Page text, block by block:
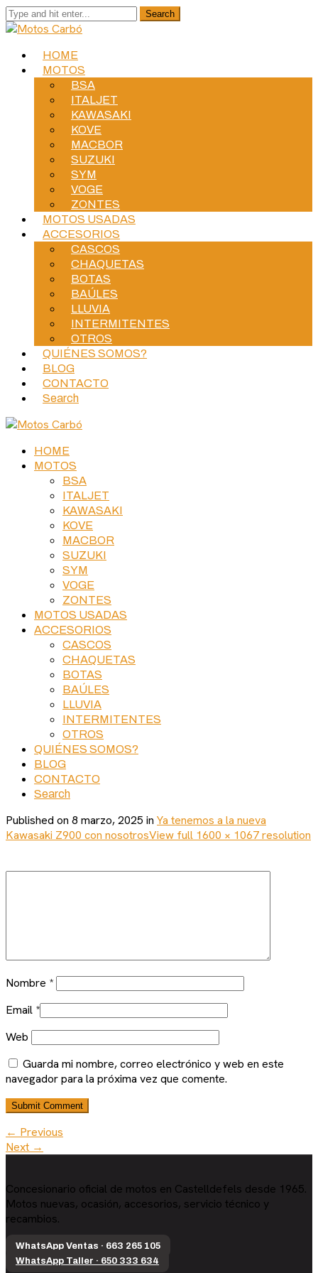
HOME
MOTOS
BSA
ITALJET
KAWASAKI
KOVE
MACBOR
SUZUKI
SYM
VOGE
ZONTES
MOTOS USADAS
ACCESORIOS
CASCOS
CHAQUETAS
BOTAS
BAÚLES
LLUVIA
INTERMITENTES
OTROS
QUIÉNES SOMOS?
BLOG
CONTACTO
Search
HOME
MOTOS
BSA
ITALJET
KAWASAKI
KOVE
MACBOR
SUZUKI
SYM
VOGE
ZONTES
MOTOS USADAS
ACCESORIOS
CASCOS
CHAQUETAS
BOTAS
BAÚLES
LLUVIA
INTERMITENTES
OTROS
QUIÉNES SOMOS?
BLOG
CONTACTO
Search
Published on 8 marzo, 2025 in Ya tenemos a la nueva
Kawasaki Z900 con nosotrosView full 1600 × 1067 resolution
Nombre *
Email *
Web
Guarda mi nombre, correo electrónico y web en este
navegador para la próxima vez que comente.
← Previous
Next →
Concesionario oficial de motos en Castelldefels desde 1965.
Motos nuevas, ocasión, accesorios, servicio técnico y
recambios.
WhatsApp Ventas · 663 265 105
WhatsApp Taller · 650 333 634